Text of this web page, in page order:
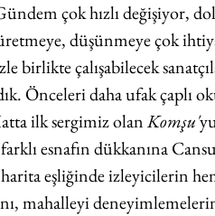
çok hızlı değişiyor,
düşünmeye çok
birlikte çalışabilecek
Önceleri daha ufak çaplı
ilk sergimiz olan Komşu'
esnafın dükkanına
eşliğinde izleyicilerin
mahalleyi